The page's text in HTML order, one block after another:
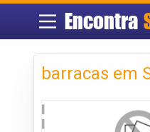
Encontra
barracas em